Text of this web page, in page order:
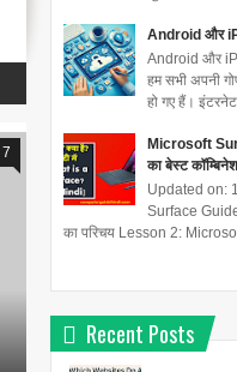
7
Android और
Android और
हम सभी अपनी
हो गए हैं।
Microsoft
का बेस्ट
Updated on:
Surface
का परिचय Lesson 2:
Recent Posts